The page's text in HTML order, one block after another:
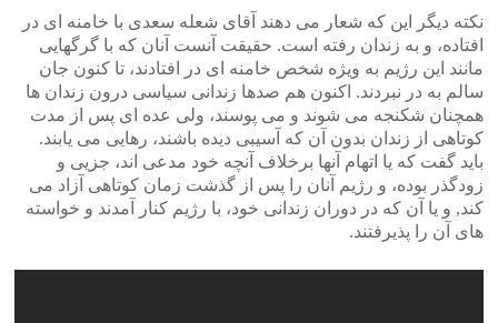
نکته دیگر این که شعار می دهند آقای شعله سعدی با خامنه ای در
افتاده، و به زندان رفته است. حقیقت آنست آنان که با گرگهایی
مانند این رژیم به ویژه شخص خامنه ای در افتادند، تا کنون جان
سالم به در نبردند. اکنون هم صدها زندانی سیاسی درون زندان ها
همچنان شکنجه می شوند و می پوسند، ولی عده ای پس از مدت
کوتاهی از زندان بدون آن که آسیبی دیده باشند، رهایی می یابند.
باید گفت که یا اتهام آنها برخلاف آنچه خود مدعی اند، جزیی و
زودگذر بوده، و رژیم آنان را پس از گذشت زمان کوتاهی آزاد می
کند‪,‬ و یا آن که در دوران زندانی خود، با رژیم کنار آمدند و خواسته
های آن را پذیرفتند.